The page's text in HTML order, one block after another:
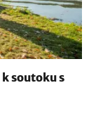
soutoku s